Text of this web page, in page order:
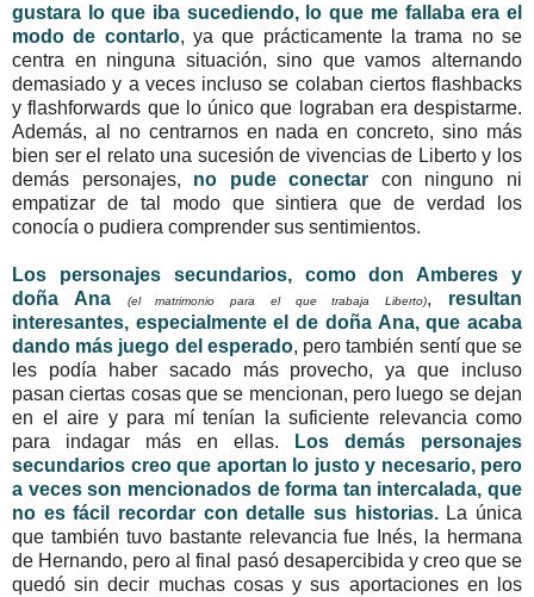
gustara lo que iba sucediendo, lo que me fallaba era el
modo de contarlo, ya que prácticamente la trama no se
centra en ninguna situación, sino que vamos alternando
demasiado y a veces incluso se colaban ciertos flashbacks
y flashforwards que lo único que lograban era despistarme.
Además, al no centrarnos en nada en concreto, sino más
bien ser el relato una sucesión de vivencias de Liberto y los
demás personajes, no pude conectar con ninguno ni
empatizar de tal modo que sintiera que de verdad los
conocía o pudiera comprender sus sentimientos.
Los personajes secundarios, como don Amberes y
doña Ana
(el matrimonio para el que trabaja Liberto), resultan
interesantes, especialmente el de doña Ana, que acaba
dando más juego del esperado, pero también sentí que se
les podía haber sacado más provecho, ya que incluso
pasan ciertas cosas que se mencionan, pero luego se dejan
en el aire y para mí tenían la suficiente relevancia como
para indagar más en ellas.
Los demás personajes
secundarios creo que aportan lo justo y necesario, pero
a veces son mencionados de forma tan intercalada, que
no es fácil recordar con detalle sus historias.La única
que también tuvo bastante relevancia fue Inés, la hermana
de Hernando, pero al final pasó desapercibida y creo que se
quedó sin decir muchas cosas y sus aportaciones en los